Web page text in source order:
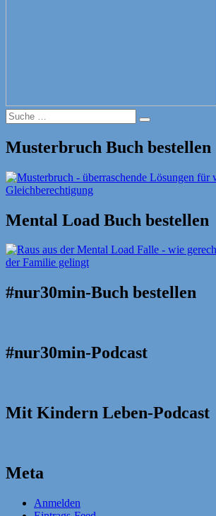
Suche
nach:
Suche
Musterbruch Buch bestellen
Mental Load Buch bestellen
#nur30min-Buch bestellen
#nur30min-Podcast
Mit Kindern Leben-Podcast
Meta
Anmelden